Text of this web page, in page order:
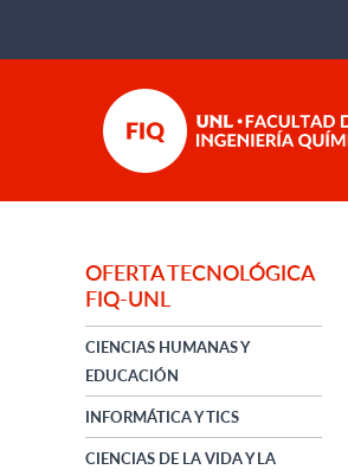
OFERTA TECNOLÓGICA
FIQ-UNL
CIENCIAS HUMANAS Y
EDUCACIÓN
INFORMÁTICA Y TICS
CIENCIAS DE LA VIDA Y LA